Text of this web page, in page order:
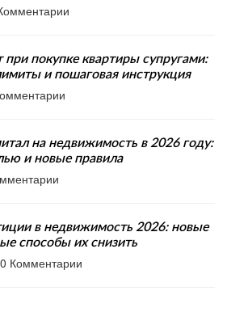
покупке квартиры супругами:
и пошаговая инструкция
на недвижимость в 2026 году:
и новые правила
в недвижимость 2026: новые
способы их снизить
Комментарии